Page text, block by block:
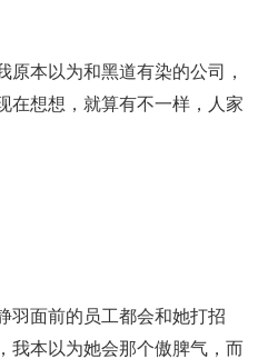
原本以为和黑道有染的公司，
在想想，就算有不一样，人家
羽面前的员工都会和她打招
我本以为她会那个傲脾气，而